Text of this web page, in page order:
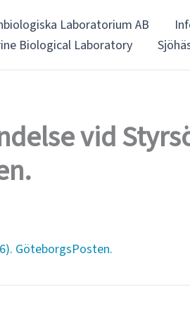
Laboratorium AB
Biological Laboratory
vid
GöteborgsPosten.